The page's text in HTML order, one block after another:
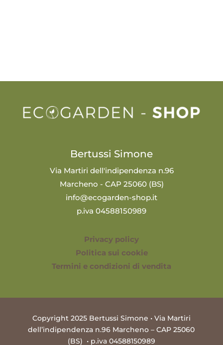
Bertussi Simone
Via Martiri dell'indipendenza n.96
Marcheno - CAP 25060 (BS)
info@ecogarden-shop.it
p.iva 04588150989
Privacy policy
Politica sui cookie
Termini e condizioni di vendita
Copyright 2025 Bertussi Simone • Via Martiri
dell’indipendenza n.96 Marcheno – CAP 25060
(BS) • p.iva 04588150989